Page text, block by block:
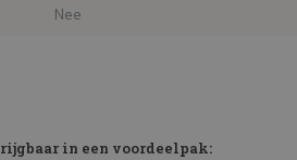
Nee
in een voordeelpak: